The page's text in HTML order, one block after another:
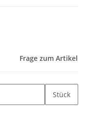
Frage zum Artikel
Stück